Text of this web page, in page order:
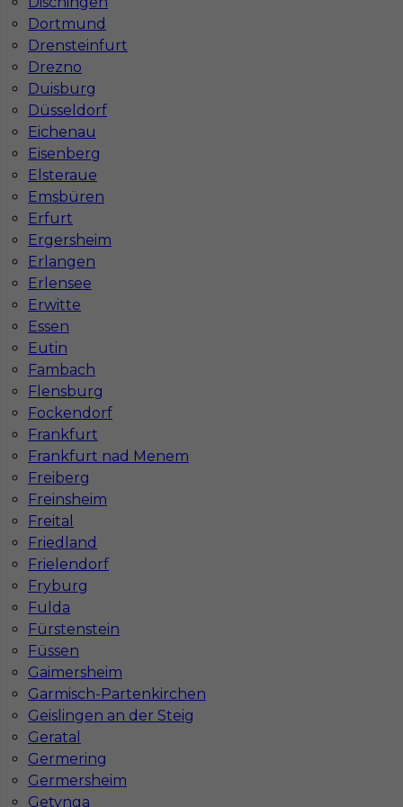
Dortmund
Drensteinfurt
Drezno
Duisburg
Düsseldorf
Eichenau
Eisenberg
Elsteraue
Emsbüren
Erfurt
Ergersheim
Erlangen
Erlensee
Erwitte
Essen
Eutin
Fambach
Flensburg
Fockendorf
Frankfurt
Frankfurt nad Menem
Freiberg
Freinsheim
Freital
Friedland
Frielendorf
Fryburg
Fulda
Fürstenstein
Füssen
Gaimersheim
Garmisch-Partenkirchen
Geislingen an der Steig
Geratal
Germering
Germersheim
Getynga
Stawka 14 - 16 € / h
Praca dla Malarza w Niemczech - Rostock
Kategoria Prace wykończeniowe
Lokalizacja
Wymagane języki
Stawka
12 - € / h
1
Znaleziono 7 wyników
Jak znaleźć pracę za granicą?
Czy praca Niemcy na budowie nadal się
opłaca przy obecnych kosztach życia?
Gdzie do pracy za granicę?